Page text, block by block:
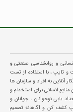
و روانشناسی صنعتی و
تایپ ، با استفاده از تست
آنلاین به افراد و سازمان ها
انسانی برای استخدام و
یابی نوجوانان ، جوانان و
کشف کن و آگاهانه تصمیم